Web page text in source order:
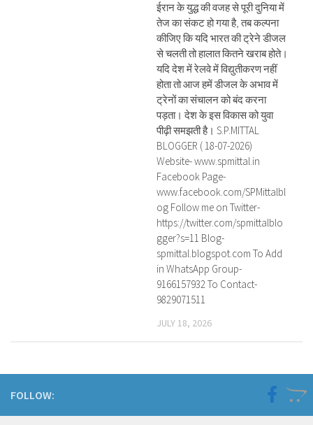
ईरान के युद्ध की वजह से पूरी दुनिया में
तेज का संकट हो गया है, तब कल्पना
कीजिए कि यदि भारत की ट्रेने डीजल
से चलती तो हालात कितने खराब होते।
यदि देश में रेलवे में विद्युतीकरण नहीं
होता तो आज हमें डीजल के अभाव में
ट्रेनों का संचालन को बंद करना
पड़ता। देश के इस विकास को युवा
पीढ़ी समझती है। S.P.MITTAL
BLOGGER ( 18-07-2026)
Website- www.spmittal.in
Facebook Page-
www.facebook.com/SPMittalbl
og Follow me on Twitter-
https://twitter.com/spmittalblo
gger?s=11 Blog-
spmittal.blogspot.com To Add
in WhatsApp Group-
9166157932 To Contact-
9829071511
JULY 18, 2026
FOLLOW: